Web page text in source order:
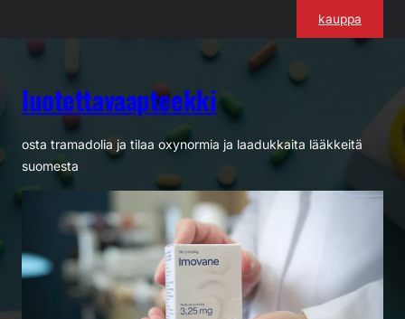
kauppa
luotettavaapteekki
osta tramadolia ja tilaa oxynormia ja laadukkaita lääkkeitä
suomesta